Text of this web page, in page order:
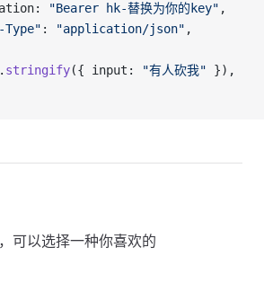
"Bearer hk-替换为你的key" ,
Type" : "application/json" ,
. stringify({ input: "有人砍我" }),
可以选择一种你喜欢的